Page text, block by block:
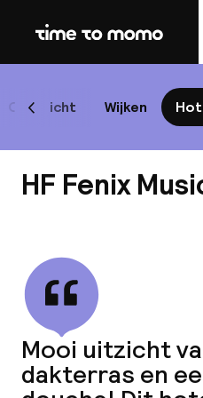
Home
Overzicht Wijken
Scroll naar links
HF Fenix
Mooi uitzicht
dakterras en